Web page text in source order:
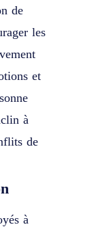
de
les
et
à
de
à